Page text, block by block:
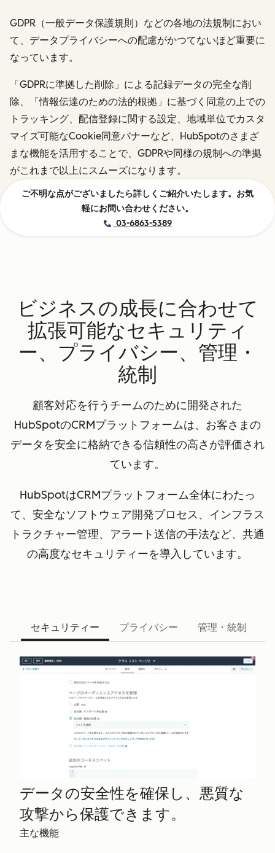
GDPR（一般データ保護規則）などの各地の法規制におい
て、データプライバシーへの配慮がかつてないほど重要に
なっています。
「GDPRに準拠した削除」による記録データの完全な削
除、「情報伝達のための法的根拠」に基づく同意の上での
トラッキング、配信登録に関する設定、地域単位でカスタ
マイズ可能なCookie同意バナーなど、HubSpotのさまざ
まな機能を活用することで、GDPRや同様の規制への準拠
がこれまで以上にスムーズになります。
ご不明な点がございましたら詳しくご紹介いたします。お気
軽にお問い合わせください。
03-6863-5389
ビジネスの成長に合わせて
拡張可能なセキュリティ
ー、プライバシー、管理・
統制
顧客対応を行うチームのために開発された
HubSpotのCRMプラットフォームは、お客さまの
データを安全に格納できる信頼性の高さが評価され
ています。
HubSpotはCRMプラットフォーム全体にわたっ
て、安全なソフトウェア開発プロセス、インフラス
トラクチャー管理、アラート送信の手法など、共通
の高度なセキュリティーを導入しています。
セキュリティー プライバシー 管理・統制
データの安全性を確保し、悪質な
攻撃から保護できます。
主な機能